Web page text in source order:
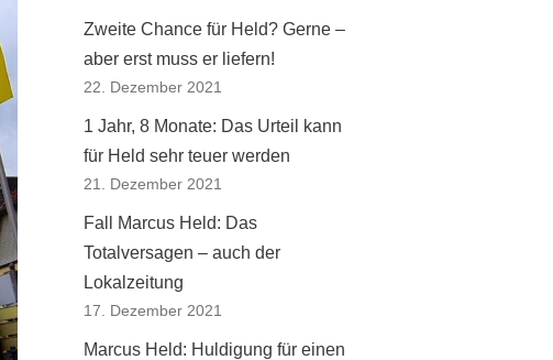
Zweite Chance für Held? Gerne –
aber erst muss er liefern!
22. Dezember 2021
1 Jahr, 8 Monate: Das Urteil kann
für Held sehr teuer werden
21. Dezember 2021
Fall Marcus Held: Das
Totalversagen – auch der
Lokalzeitung
17. Dezember 2021
Marcus Held: Huldigung für einen